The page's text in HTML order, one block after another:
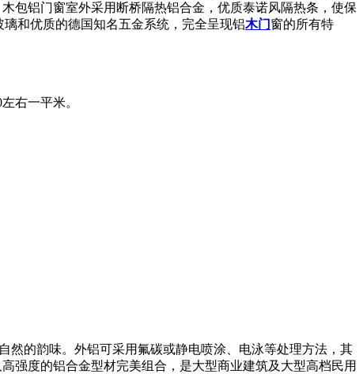
包铝门窗室外采用断桥隔热铝合金，优质泰诺风隔热条，使保
和优质的德国知名五金系统，完全呈现铝木门 窗的所有特
右一平米。
然的韵味。外铝可采用氟碳或静电喷涂、电泳等处理方法，其
强度的铝合金型材完美组合，是大型商业建筑及大型高档民用